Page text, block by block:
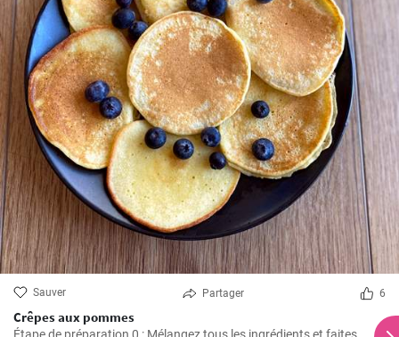
Sauver Partager 6
Crêpes aux pommes